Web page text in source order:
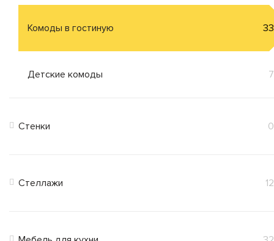
Комоды в гостиную 33
Детские комоды 7
Стенки 0
Стеллажи 12